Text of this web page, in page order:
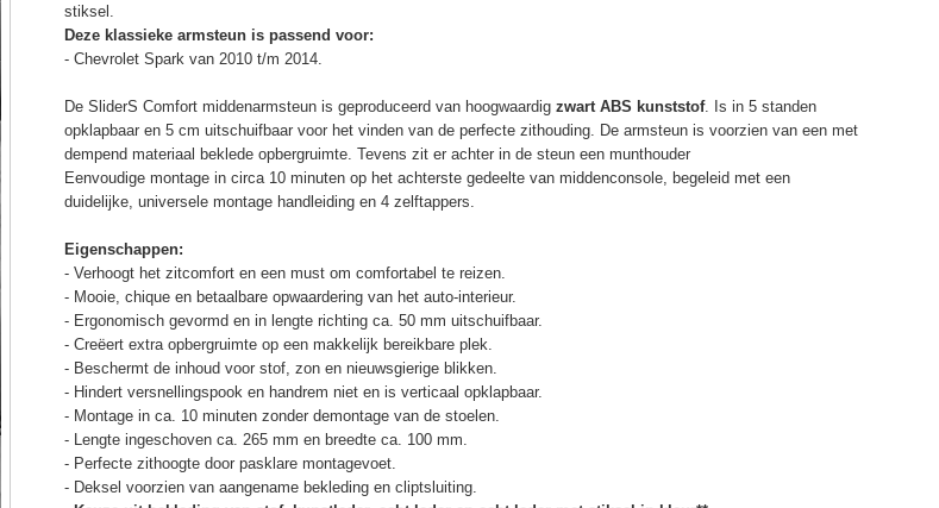
stiksel.
Deze klassieke armsteun is passend voor:
- Chevrolet Spark van 2010 t/m 2014.
De SliderS Comfort middenarmsteun is geproduceerd van hoogwaardig zwart ABS kunststof. Is in 5 standen
opklapbaar en 5 cm uitschuifbaar voor het vinden van de perfecte zithouding. De armsteun is voorzien van een met
dempend materiaal beklede opbergruimte. Tevens zit er achter in de steun een munthouder
Eenvoudige montage in circa 10 minuten op het achterste gedeelte van middenconsole, begeleid met een
duidelijke, universele montage handleiding en 4 zelftappers.
Eigenschappen:
- Verhoogt het zitcomfort en een must om comfortabel te reizen.
- Mooie, chique en betaalbare opwaardering van het auto-interieur.
- Ergonomisch gevormd en in lengte richting ca. 50 mm uitschuifbaar.
- Creëert extra opbergruimte op een makkelijk bereikbare plek.
- Beschermt de inhoud voor stof, zon en nieuwsgierige blikken.
- Hindert versnellingspook en handrem niet en is verticaal opklapbaar.
- Montage in ca. 10 minuten zonder demontage van de stoelen.
- Lengte ingeschoven ca. 265 mm en breedte ca. 100 mm.
- Perfecte zithoogte door pasklare montagevoet.
- Deksel voorzien van aangename bekleding en cliptsluiting.